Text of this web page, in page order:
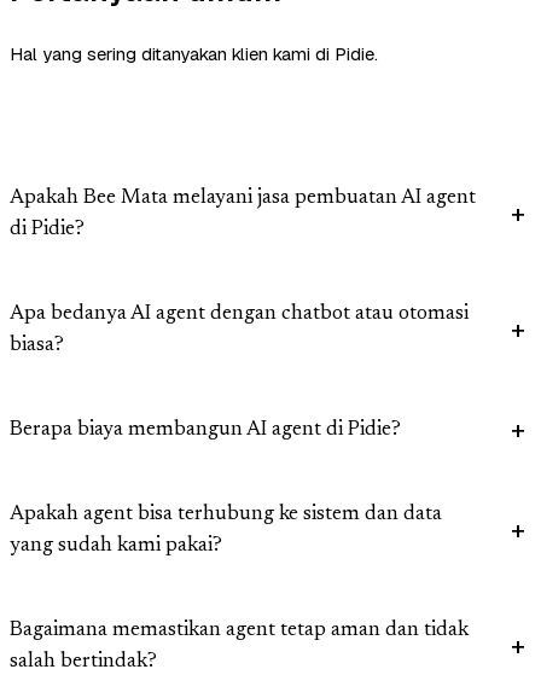
Hal yang sering ditanyakan klien kami di Pidie.
Apakah Bee Mata melayani jasa pembuatan AI agent
di Pidie?
Apa bedanya AI agent dengan chatbot atau otomasi
biasa?
Berapa biaya membangun AI agent di Pidie?
Apakah agent bisa terhubung ke sistem dan data
yang sudah kami pakai?
Bagaimana memastikan agent tetap aman dan tidak
salah bertindak?